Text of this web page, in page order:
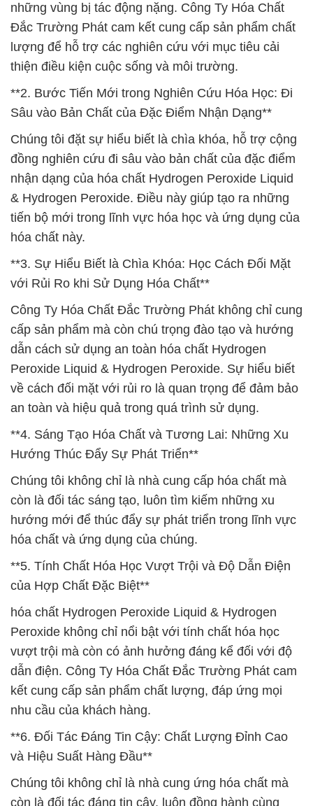
những vùng bị tác động nặng. Công Ty Hóa Chất
Đắc Trường Phát cam kết cung cấp sản phẩm chất
lượng để hỗ trợ các nghiên cứu với mục tiêu cải
thiện điều kiện cuộc sống và môi trường.
**2. Bước Tiến Mới trong Nghiên Cứu Hóa Học: Đi
Sâu vào Bản Chất của Đặc Điểm Nhận Dạng**
Chúng tôi đặt sự hiểu biết là chìa khóa, hỗ trợ cộng
đồng nghiên cứu đi sâu vào bản chất của đặc điểm
nhận dạng của hóa chất Hydrogen Peroxide Liquid
& Hydrogen Peroxide. Điều này giúp tạo ra những
tiến bộ mới trong lĩnh vực hóa học và ứng dụng của
hóa chất này.
**3. Sự Hiểu Biết là Chìa Khóa: Học Cách Đối Mặt
với Rủi Ro khi Sử Dụng Hóa Chất**
Công Ty Hóa Chất Đắc Trường Phát không chỉ cung
cấp sản phẩm mà còn chú trọng đào tạo và hướng
dẫn cách sử dụng an toàn hóa chất Hydrogen
Peroxide Liquid & Hydrogen Peroxide. Sự hiểu biết
về cách đối mặt với rủi ro là quan trọng để đảm bảo
an toàn và hiệu quả trong quá trình sử dụng.
**4. Sáng Tạo Hóa Chất và Tương Lai: Những Xu
Hướng Thúc Đẩy Sự Phát Triển**
Chúng tôi không chỉ là nhà cung cấp hóa chất mà
còn là đối tác sáng tạo, luôn tìm kiếm những xu
hướng mới để thúc đẩy sự phát triển trong lĩnh vực
hóa chất và ứng dụng của chúng.
**5. Tính Chất Hóa Học Vượt Trội và Độ Dẫn Điện
của Hợp Chất Đặc Biệt**
hóa chất Hydrogen Peroxide Liquid & Hydrogen
Peroxide không chỉ nổi bật với tính chất hóa học
vượt trội mà còn có ảnh hưởng đáng kể đối với độ
dẫn điện. Công Ty Hóa Chất Đắc Trường Phát cam
kết cung cấp sản phẩm chất lượng, đáp ứng mọi
nhu cầu của khách hàng.
**6. Đối Tác Đáng Tin Cậy: Chất Lượng Đỉnh Cao
và Hiệu Suất Hàng Đầu**
Chúng tôi không chỉ là nhà cung ứng hóa chất mà
còn là đối tác đáng tin cậy, luôn đồng hành cùng